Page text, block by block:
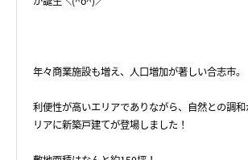
年々商業施設も増え、人口増加が著しい合志市。
利便性が高いエリアでありながら、自然との調
リアに新築戸建てが登場しました！